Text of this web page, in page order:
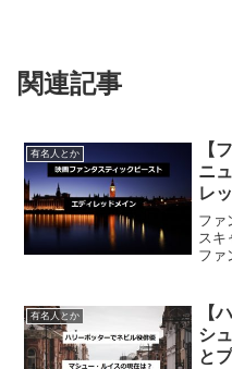
関連記事
有名人とか
【
ニ
レ
ファ
スキ
ファ
ー
し
有名人とか
【
シ
と